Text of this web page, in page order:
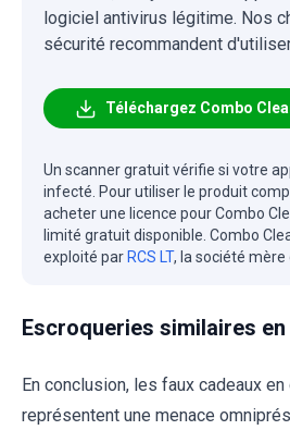
logiciel antivirus légitime. Nos
sécurité recommandent
Téléchargez Combo
Un scanner gratuit vérifie si votre
infecté. Pour utiliser le produit
acheter une licence pour Combo
limité gratuit disponible. Combo
exploité par RCS LT, la société mère
Escroqueries similaires
En conclusion, les faux cadeaux
représentent une menace